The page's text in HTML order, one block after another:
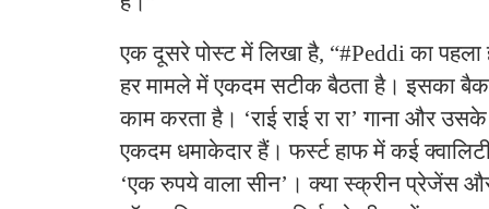
एक दूसरे पोस्ट में लिखा है, “#Peddi का
हर मामले में एकदम सटीक बैठता है। इसका
काम करता है। ‘राई राई रा रा’ गाना और
एकदम धमाकेदार हैं। फर्स्ट हाफ में कई
‘एक रुपये वाला सीन’। क्या स्क्रीन प्रेजेंस